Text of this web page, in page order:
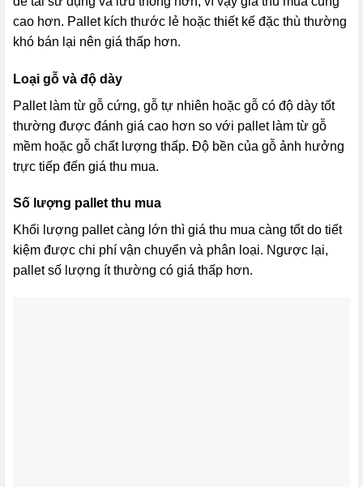
cao hơn. Pallet kích thước lẻ hoặc thiết kế đặc thù thường
khó bán lại nên giá thấp hơn.
Loại gỗ và độ dày
Pallet làm từ gỗ cứng, gỗ tự nhiên hoặc gỗ có độ dày tốt
thường được đánh giá cao hơn so với pallet làm từ gỗ
mềm hoặc gỗ chất lượng thấp. Độ bền của gỗ ảnh hưởng
trực tiếp đến giá thu mua.
Số lượng pallet thu mua
Khối lượng pallet càng lớn thì giá thu mua càng tốt do tiết
kiệm được chi phí vận chuyển và phân loại. Ngược lại,
pallet số lượng ít thường có giá thấp hơn.